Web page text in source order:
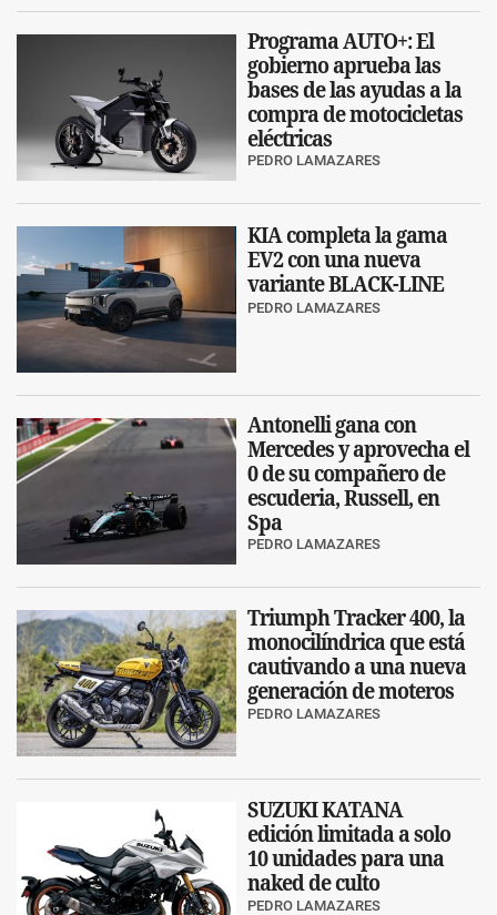
Programa AUTO+: El
gobierno aprueba las
bases de las ayudas a la
compra de motocicletas
eléctricas
PEDRO LAMAZARES
KIA completa la gama
EV2 con una nueva
variante BLACK-LINE
PEDRO LAMAZARES
Antonelli gana con
Mercedes y aprovecha el
0 de su compañero de
escuderia, Russell, en
Spa
PEDRO LAMAZARES
Triumph Tracker 400, la
monocilíndrica que está
cautivando a una nueva
generación de moteros
PEDRO LAMAZARES
SUZUKI KATANA
edición limitada a solo
10 unidades para una
naked de culto
PEDRO LAMAZARES